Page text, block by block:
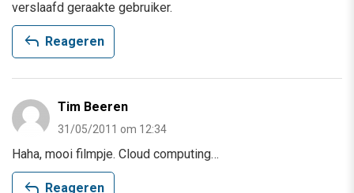
verslaafd geraakte gebruiker.
reply Reageren
Tim Beeren
31/05/2011 om 12:34
Haha, mooi filmpje. Cloud computing…
reply Reageren